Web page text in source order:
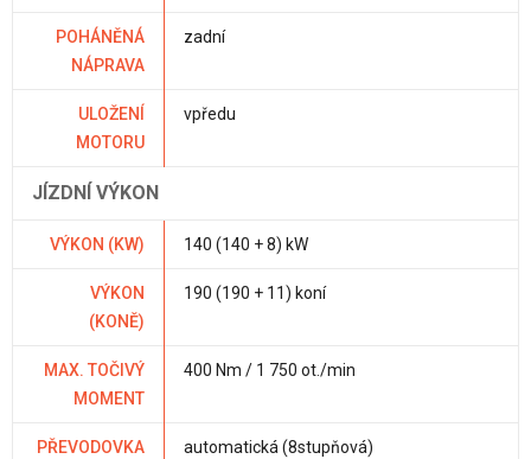
POHÁNĚNÁ
NÁPRAVA
zadní
ULOŽENÍ
MOTORU
vpředu
JÍZDNÍ VÝKON
VÝKON (KW) 140 (140 + 8) kW
VÝKON
(KONĚ)
190 (190 + 11) koní
MAX. TOČIVÝ
MOMENT
400 Nm / 1 750 ot./min
PŘEVODOVKA automatická (8stupňová)